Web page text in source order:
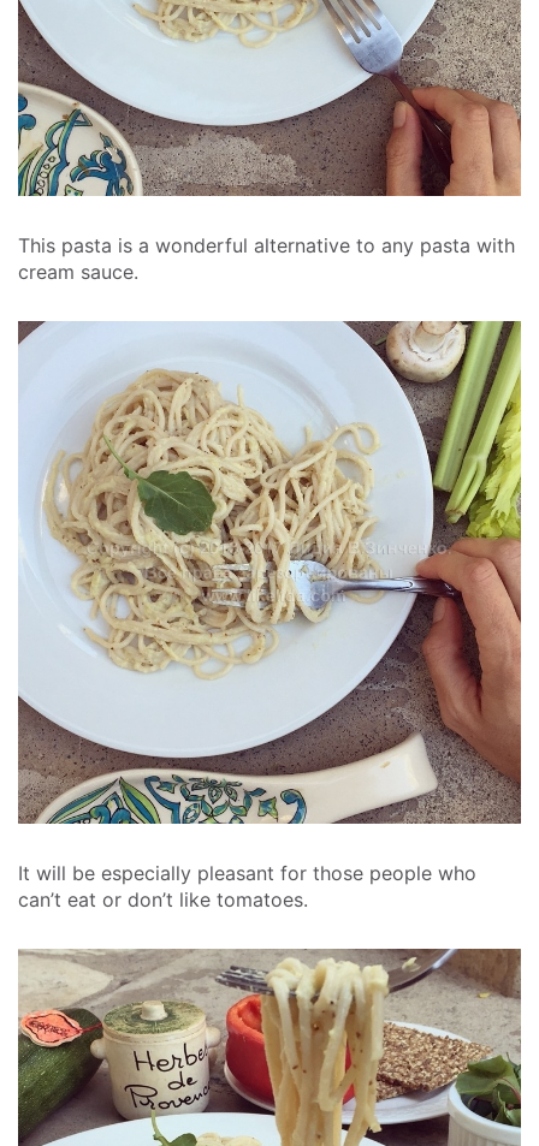
This pasta is a wonderful alternative to any pasta with
cream sauce.
It will be especially pleasant for those people who
can’t eat or don’t like tomatoes.